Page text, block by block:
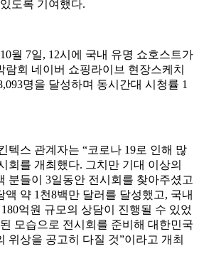
도록 기여했다.
월 7일, 12시에 국내 유명 쇼호스트가
회 네이버 쇼핑라이브 현장스케치
명을 달성하며 동시간대 시청률 1
텍스 관계자는 “코로나 19로 인해 많
회를 개최했다. 그치만 기대 이상의
분들이 3일동안 전시회를 찾아주셨고
약 1천8백만 달러를 달성했고, 국내
억원 규모의 상담이 진행될 수 있었
모습으로 전시회를 준비해 대한민국
위상을 공고히 다질 것”이라고 개최